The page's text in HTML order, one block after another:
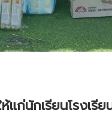
ก่นักเรียนโรงเรี